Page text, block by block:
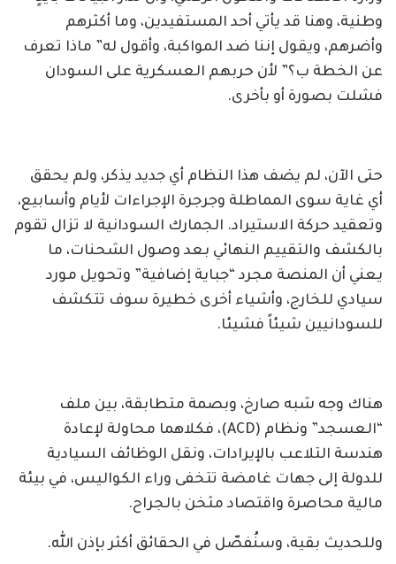
وطنية، وهنا قد يأتي أحد المستفيدين، وما أكثرهم
وأضرهم، ويقول إننا ضد المواكبة، وأقول له” ماذا تعرف
عن الخطة ب؟” لأن حربهم العسكرية على السودان
فشلت بصورة أو بأخرى.
حتى الآن، لم يضف هذا النظام أي جديد يذكر، ولم يحقق
أي غاية سوى المماطلة وجرجرة الإجراءات لأيام وأسابيع،
وتعقيد حركة الاستيراد. الجمارك السودانية لا تزال تقوم
بالكشف والتقييم النهائي بعد وصول الشحنات، ما
يعني أن المنصة مجرد “جباية إضافية” وتحويل مورد
سيادي للخارج، وأشياء أخرى خطيرة سوف تتكشف
للسودانيين شيئاً فشيئا.
هناك وجه شبه صارخ، وبصمة متطابقة، بين ملف
“العسجد” ونظام (ACD)، فكلاهما محاولة لإعادة
هندسة التلاعب بالإيرادات، ونقل الوظائف السيادية
للدولة إلى جهات غامضة تتخفى وراء الكواليس، في بيئة
مالية محاصرة واقتصاد مثخن بالجراح.
وللحديث بقية، وسنُفصّل في الحقائق أكثر بإذن الله.